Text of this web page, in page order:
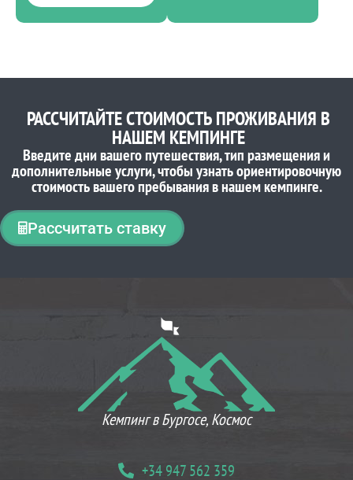
РАССЧИТАЙТЕ СТОИМОСТЬ ПРОЖИВАНИЯ В
НАШЕМ КЕМПИНГЕ
Введите дни вашего путешествия, тип размещения и
дополнительные услуги, чтобы узнать ориентировочную
стоимость вашего пребывания в нашем кемпинге.
Рассчитать ставку
Кемпинг в Бургосе, Космос
+34 947 562 359